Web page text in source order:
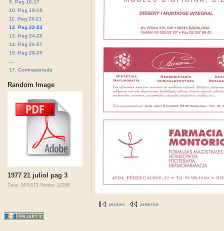
9. Pag 16-17
10. Pag 18-19
11. Pag 20-21
12. Pag 22-23
13. Pag 24-25
14. Pag 26-27
15. Pag 28-29
17. Contraportada
Random Image
1977 21 juliol pag 3
Data: 24/02/13 Visites: 12268
primer anterior